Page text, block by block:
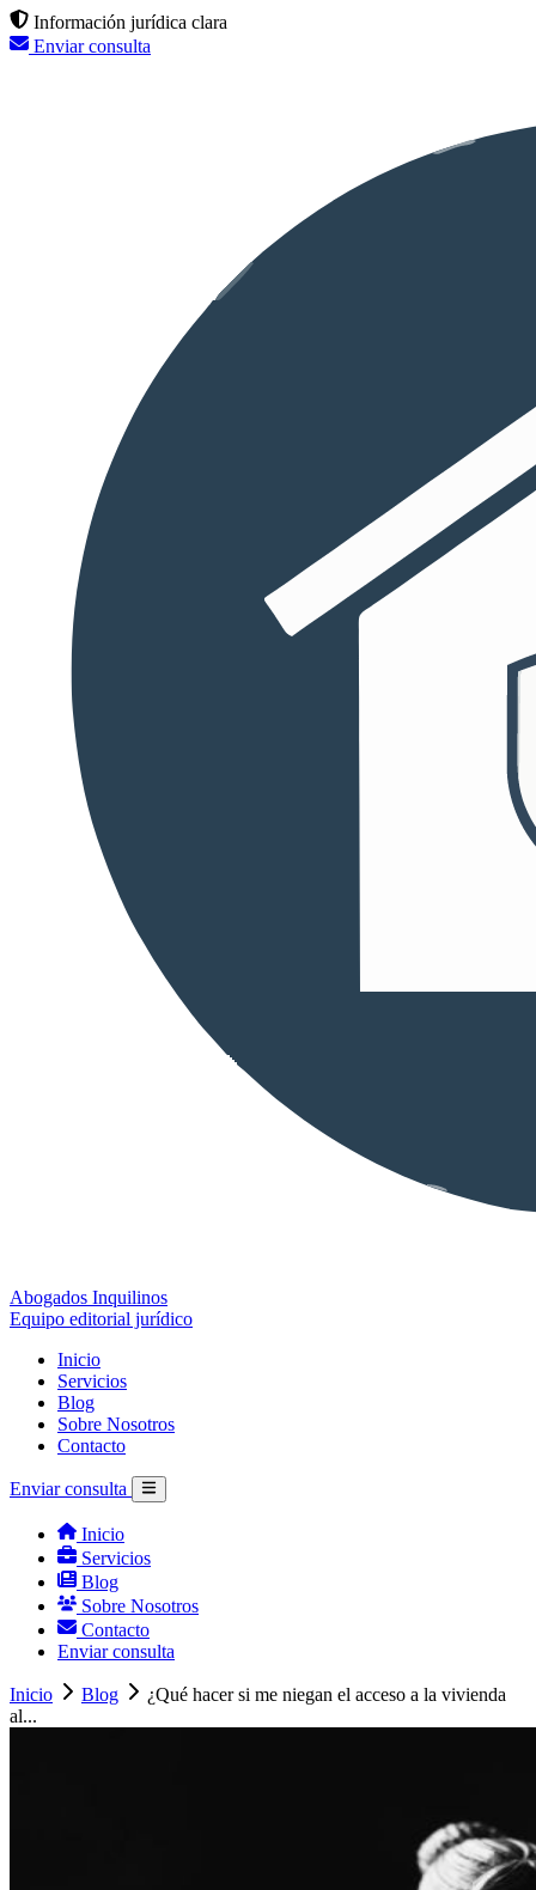
Información jurídica clara
Enviar consulta
Abogados Inquilinos
Equipo editorial jurídico
Inicio
Servicios
Blog
Sobre Nosotros
Contacto
Enviar consulta
Inicio
Servicios
Blog
Sobre Nosotros
Contacto
Enviar consulta
Inicio Blog
¿Qué hacer si me niegan el acceso a la vivienda
al...